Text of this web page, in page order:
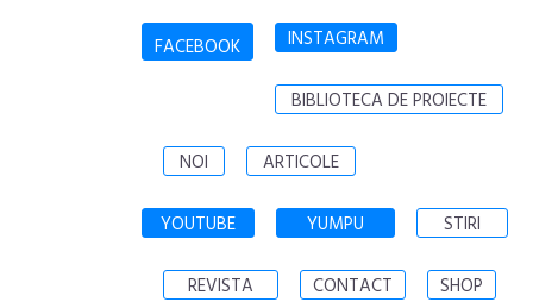
FACEBOOK INSTAGRAM
BIBLIOTECA DE PROIECTE
NOI ARTICOLE
YOUTUBE YUMPU STIRI
REVISTA CONTACT SHOP